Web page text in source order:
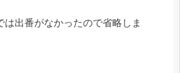
は出番がなかったので省略しま